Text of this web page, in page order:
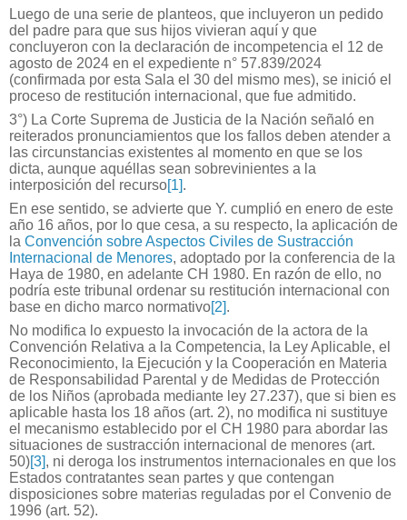
Luego de una serie de planteos, que incluyeron un pedido
del padre para que sus hijos vivieran aquí y que
concluyeron con la declaración de incompetencia el 12 de
agosto de 2024 en el expediente n° 57.839/2024
(confirmada por esta Sala el 30 del mismo mes), se inició el
proceso de restitución internacional, que fue admitido.
3°) La Corte Suprema de Justicia de la Nación señaló en
reiterados pronunciamientos que los fallos deben atender a
las circunstancias existentes al momento en que se los
dicta, aunque aquéllas sean sobrevinientes a la
interposición del recurso[1].
En ese sentido, se advierte que Y. cumplió en enero de este
año 16 años, por lo que cesa, a su respecto, la aplicación de
la Convención sobre Aspectos Civiles de Sustracción
Internacional de Menores, adoptado por la conferencia de la
Haya de 1980, en adelante CH 1980. En razón de ello, no
podría este tribunal ordenar su restitución internacional con
base en dicho marco normativo[2].
No modifica lo expuesto la invocación de la actora de la
Convención Relativa a la Competencia, la Ley Aplicable, el
Reconocimiento, la Ejecución y la Cooperación en Materia
de Responsabilidad Parental y de Medidas de Protección
de los Niños (aprobada mediante ley 27.237), que si bien es
aplicable hasta los 18 años (art. 2), no modifica ni sustituye
el mecanismo establecido por el CH 1980 para abordar las
situaciones de sustracción internacional de menores (art.
50)[3], ni deroga los instrumentos internacionales en que los
Estados contratantes sean partes y que contengan
disposiciones sobre materias reguladas por el Convenio de
1996 (art. 52).